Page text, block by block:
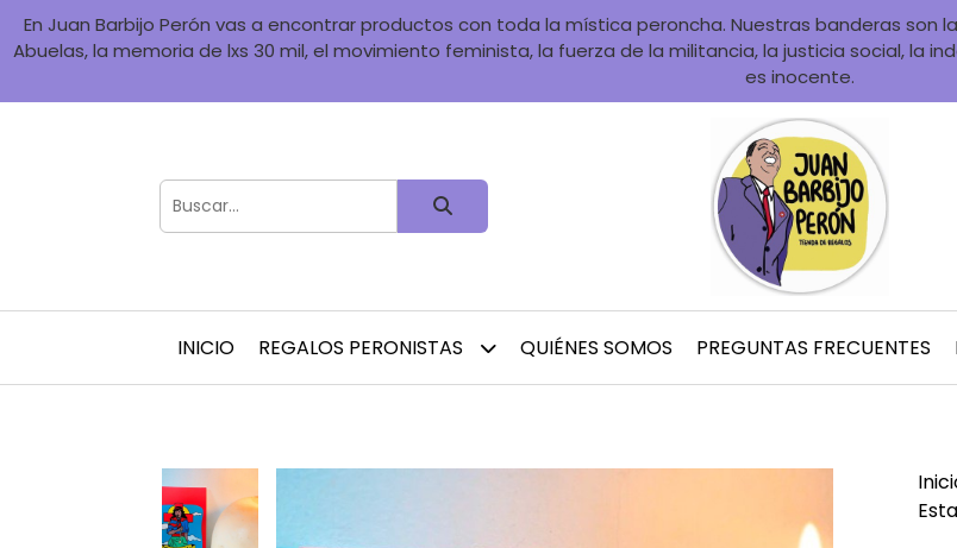
En Juan Barbijo Perón vas a encontrar productos con toda la mística peroncha. Nuestras banderas son
Abuelas, la memoria de lxs 30 mil, el movimiento feminista, la fuerza de la militancia, la justicia social, la
es inocente.
INICIO REGALOS PERONISTAS QUIÉNES SOMOS PREGUNTAS FRECUENTES